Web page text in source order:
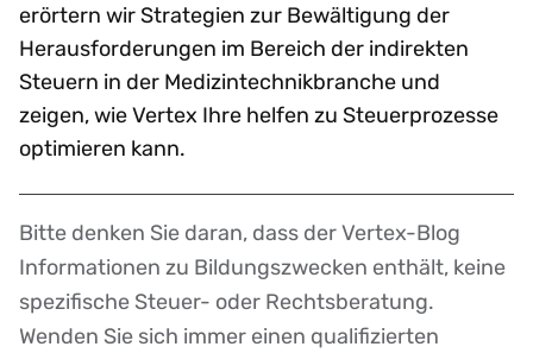
erörtern wir Strategien zur Bewältigung der
Herausforderungen im Bereich der indirekten
Steuern in der Medizintechnikbranche und
zeigen, wie Vertex Ihre helfen zu Steuerprozesse
optimieren kann.
Disclaimer
Bitte denken Sie daran, dass der Vertex-Blog
Informationen zu Bildungszwecken enthält, keine
spezifische Steuer- oder Rechtsberatung.
Wenden Sie sich immer einen qualifizierten